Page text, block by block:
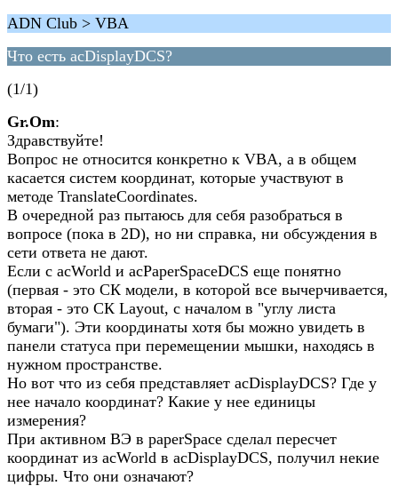
ADN Club > VBA
Что есть acDisplayDCS?
(1/1)
Gr.Om:
Здравствуйте!
Вопрос не относится конкретно к VBA, а в общем
касается систем координат, которые участвуют в
методе TranslateCoordinates.
В очередной раз пытаюсь для себя разобраться в
вопросе (пока в 2D), но ни справка, ни обсуждения в
сети ответа не дают.
Если с acWorld и acPaperSpaceDCS еще понятно
(первая - это СК модели, в которой все вычерчивается,
вторая - это СК Layout, с началом в "углу листа
бумаги"). Эти координаты хотя бы можно увидеть в
панели статуса при перемещении мышки, находясь в
нужном пространстве.
Но вот что из себя представляет acDisplayDCS? Где у
нее начало координат? Какие у нее единицы
измерения?
При активном ВЭ в paperSpace сделал пересчет
координат из acWorld в acDisplayDCS, получил некие
цифры. Что они означают?